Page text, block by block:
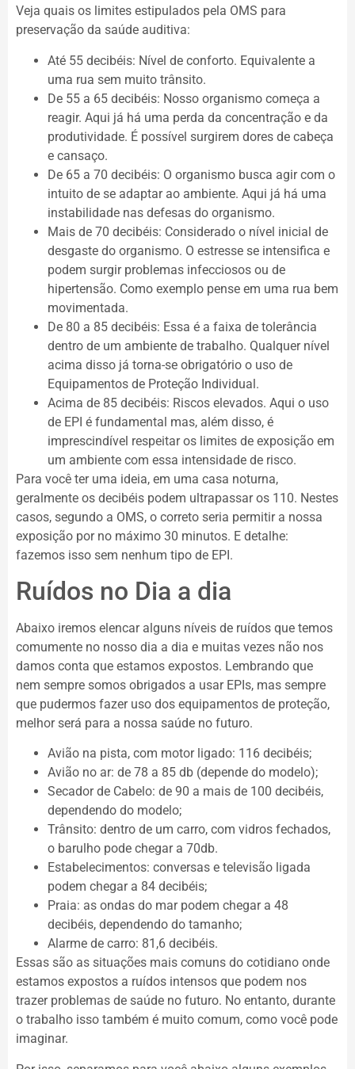
Veja quais os limites estipulados pela OMS para
preservação da saúde auditiva:
Até 55 decibéis: Nível de conforto. Equivalente a
uma rua sem muito trânsito.
De 55 a 65 decibéis: Nosso organismo começa a
reagir. Aqui já há uma perda da concentração e da
produtividade. É possível surgirem dores de cabeça
e cansaço.
De 65 a 70 decibéis: O organismo busca agir com o
intuito de se adaptar ao ambiente. Aqui já há uma
instabilidade nas defesas do organismo.
Mais de 70 decibéis: Considerado o nível inicial de
desgaste do organismo. O estresse se intensifica e
podem surgir problemas infecciosos ou de
hipertensão. Como exemplo pense em uma rua bem
movimentada.
De 80 a 85 decibéis: Essa é a faixa de tolerância
dentro de um ambiente de trabalho. Qualquer nível
acima disso já torna-se obrigatório o uso de
Equipamentos de Proteção Individual.
Acima de 85 decibéis: Riscos elevados. Aqui o uso
de EPI é fundamental mas, além disso, é
imprescindível respeitar os limites de exposição em
um ambiente com essa intensidade de risco.
Para você ter uma ideia, em uma casa noturna,
geralmente os decibéis podem ultrapassar os 110. Nestes
casos, segundo a OMS, o correto seria permitir a nossa
exposição por no máximo 30 minutos. E detalhe:
fazemos isso sem nenhum tipo de EPI.
Ruídos no Dia a dia
Abaixo iremos elencar alguns níveis de ruídos que temos
comumente no nosso dia a dia e muitas vezes não nos
damos conta que estamos expostos. Lembrando que
nem sempre somos obrigados a usar EPIs, mas sempre
que pudermos fazer uso dos equipamentos de proteção,
melhor será para a nossa saúde no futuro.
Avião na pista, com motor ligado: 116 decibéis;
Avião no ar: de 78 a 85 db (depende do modelo);
Secador de Cabelo: de 90 a mais de 100 decibéis,
dependendo do modelo;
Trânsito: dentro de um carro, com vidros fechados,
o barulho pode chegar a 70db.
Estabelecimentos: conversas e televisão ligada
podem chegar a 84 decibéis;
Praia: as ondas do mar podem chegar a 48
decibéis, dependendo do tamanho;
Alarme de carro: 81,6 decibéis.
Essas são as situações mais comuns do cotidiano onde
estamos expostos a ruídos intensos que podem nos
trazer problemas de saúde no futuro. No entanto, durante
o trabalho isso também é muito comum, como você pode
imaginar.